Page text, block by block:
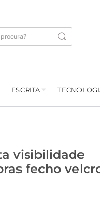
ESCRITA
visibilidade
fecho